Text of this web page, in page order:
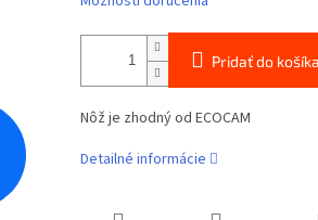
Pridať do košíka
Nôž je zhodný od ECOCAM
Detailné informácie